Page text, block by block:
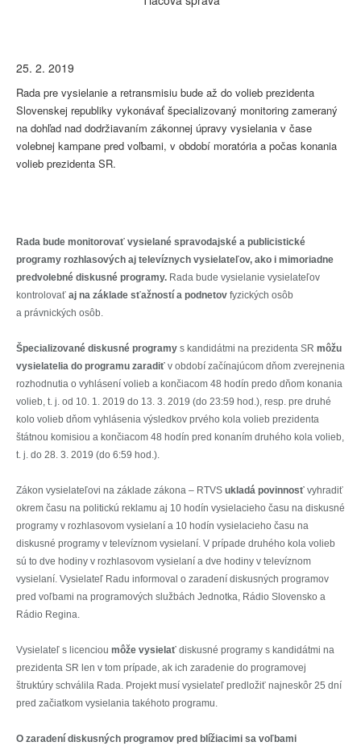
25. 2. 2019
Rada pre vysielanie a retransmisiu bude až do volieb prezidenta
Slovenskej republiky vykonávať špecializovaný monitoring zameraný
na dohľad nad dodržiavaním zákonnej úpravy vysielania v čase
volebnej kampane pred voľbami, v období moratória a počas konania
volieb prezidenta SR.
Rada bude monitorovať vysielané spravodajské a publicistické
programy rozhlasových aj televíznych vysielateľov, ako i mimoriadne
predvolebné diskusné programy. Rada bude vysielanie vysielateľov
kontrolovať aj na základe sťažností a podnetov fyzických osôb
a právnických osôb.
Špecializované diskusné programy s kandidátmi na prezidenta SR môžu
vysielatelia do programu zaradiť v období začínajúcom dňom zverejnenia
rozhodnutia o vyhlásení volieb a končiacom 48 hodín predo dňom konania
volieb, t. j. od 10. 1. 2019 do 13. 3. 2019 (do 23:59 hod.), resp. pre druhé
kolo volieb dňom vyhlásenia výsledkov prvého kola volieb prezidenta
štátnou komisiou a končiacom 48 hodín pred konaním druhého kola volieb,
t. j. do 28. 3. 2019 (do 6:59 hod.).
Zákon vysielateľovi na základe zákona – RTVS ukladá povinnosť vyhradiť
okrem času na politickú reklamu aj 10 hodín vysielacieho času na diskusné
programy v rozhlasovom vysielaní a 10 hodín vysielacieho času na
diskusné programy v televíznom vysielaní. V prípade druhého kola volieb
sú to dve hodiny v rozhlasovom vysielaní a dve hodiny v televíznom
vysielaní. Vysielateľ Radu informoval o zaradení diskusných programov
pred voľbami na programových službách Jednotka, Rádio Slovensko a
Rádio Regina.
Vysielateľ s licenciou môže vysielať diskusné programy s kandidátmi na
prezidenta SR len v tom prípade, ak ich zaradenie do programovej
štruktúry schválila Rada. Projekt musí vysielateľ predložiť najneskôr 25 dní
pred začiatkom vysielania takéhoto programu.
O zaradení diskusných programov pred blížiacimi sa voľbami